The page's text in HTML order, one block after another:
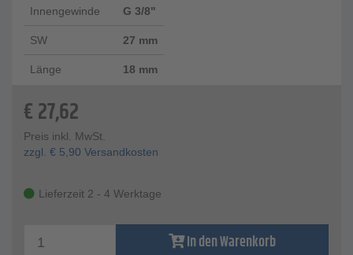
Innengewinde G 3/8"
SW 27 mm
Länge 18 mm
€27,62
Preis inkl. MwSt.
zzgl. € 5,90 Versandkosten
Lieferzeit 2 - 4 Werktage
In den Warenkorb